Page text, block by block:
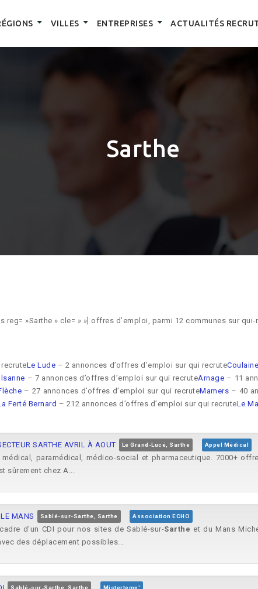
VILLES ENTREPRISES ACTUALITÉS
Sarthe
reg= »Sarthe » cle= » »] offres d’emploi, parmi 12 communes sur qui-
Le Lude – 2 annonces d’offres d’emploi sur qui recrute
– 7 annonces d’offres d’emploi sur qui recruteArnage – 11
– 27 annonces d’offres d’emploi sur qui recruteMamers – 40
Ferté Bernard – 212 annonces d’offres d’emploi sur qui recruteLe
SARTHE AVRIL À AOUT Le Grand-Lucé, Sarthe Appel Médical
paramédical, médico-social et pharmaceutique. 7000+
sûrement chez A...
MANS Sablé-sur-Sarthe, Sarthe Association ECHO
d'un CDI pour nos sites de Sablé-sur-Sarthe et du Mans
des déplacement possibles...
Sablé-sur-Sarthe, Sarthe Mistertemp'